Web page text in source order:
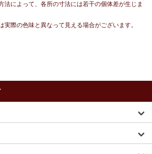
によって、各所の寸法には若干の個体差が生じま
際の色味と異なって見える場合がございます。